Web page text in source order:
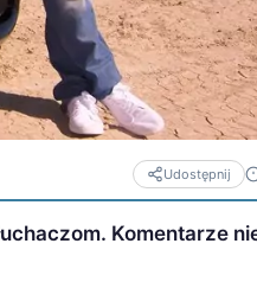
Udostępnij
Komentarze